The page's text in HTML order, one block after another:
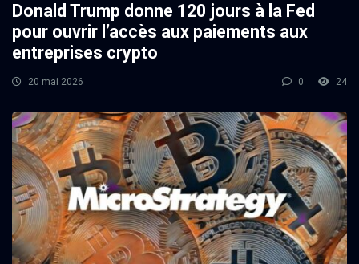
Donald Trump donne 120 jours à la Fed
pour ouvrir l’accès aux paiements aux
entreprises crypto
20 mai 2026 0 24